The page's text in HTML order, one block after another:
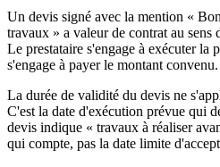
Un devis signé avec la mention «
travaux » a valeur de contrat au
Le prestataire s'engage à exécuter la
s'engage à payer le montant convenu.
La durée de validité du devis ne
C'est la date d'exécution prévue qui
devis indique « travaux à réaliser
qui compte, pas la date limite